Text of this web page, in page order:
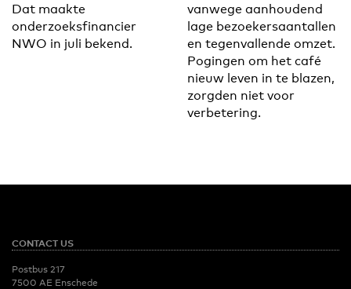
Dat maakte
onderzoeksfinancier
NWO in juli bekend.
vanwege aanhoudend
lage bezoekersaantallen
en tegenvallende omzet.
Pogingen om het café
nieuw leven in te blazen,
zorgden niet voor
verbetering.
CONTACT US
Postbus 217
7500 AE Enschede